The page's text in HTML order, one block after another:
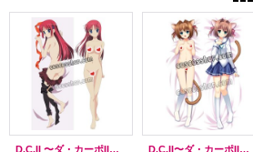
D.C.II 〜ダ・カーポII〜 白河ななか風 ●等身大 抱き枕カバー D.C.II〜ダ・カーポII〜 朝倉由夢風 あさくらゆめ ●等身大 抱き枕カバー